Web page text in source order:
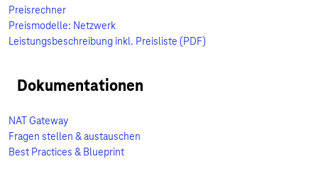
Preisrechner
Preismodelle: Netzwerk
Leistungsbeschreibung inkl. Preisliste (PDF)
Dokumentationen
NAT Gateway
Fragen stellen & austauschen
Best Practices & Blueprint